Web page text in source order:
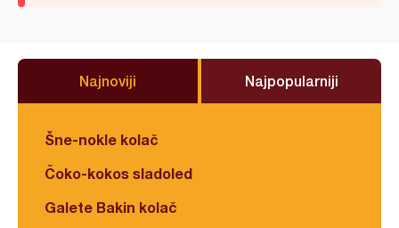
Najnoviji Najpopularniji
Šne-nokle kolač
Čoko-kokos sladoled
Galete Bakin kolač